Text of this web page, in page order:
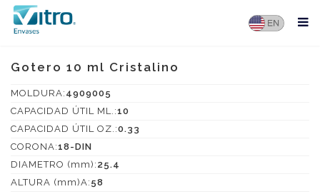
Gotero 10 ml Cristalino
MOLDURA: 4909005
CAPACIDAD ÚTIL ML.:10
CAPACIDAD ÚTIL OZ.:0.33
CORONA:18-DIN
DIAMETRO (mm): 25.4
ALTURA (mm)A: 58